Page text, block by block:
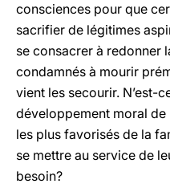
consciences pour que
sacrifier de légitimes
se consacrer à redonner
condamnés à mourir
vient les secourir. N’est-
développement moral de
les plus favorisés de la
se mettre au service de
besoin?